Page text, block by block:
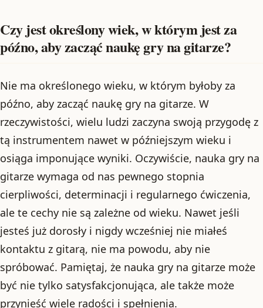
Czy jest określony wiek, w którym jest za
późno, aby zacząć naukę gry na gitarze?
Nie ma określonego wieku, w którym byłoby za
późno, aby zacząć naukę gry na gitarze. W
rzeczywistości, wielu ludzi zaczyna swoją przygodę z
tą instrumentem nawet w późniejszym wieku i
osiąga imponujące wyniki. Oczywiście, nauka gry na
gitarze wymaga od nas pewnego stopnia
cierpliwości, determinacji i regularnego ćwiczenia,
ale te cechy nie są zależne od wieku. Nawet jeśli
jesteś już dorosły i nigdy wcześniej nie miałeś
kontaktu z gitarą, nie ma powodu, aby nie
spróbować. Pamiętaj, że nauka gry na gitarze może
być nie tylko satysfakcjonująca, ale także może
przynieść wiele radości i spełnienia.